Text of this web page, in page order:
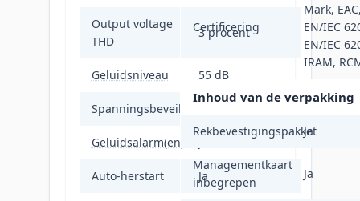
Output voltage
THD
3 procent
Geluidsniveau 55 dB
Spanningsbeveiliging
Geluidsalarm(en)
Auto-herstart Ja
Certificering
Mark,
EN/IEC
EN/IEC
IRAM,
Inhoud van de verpakking
Rekbevestigingspakket
Ja
Managementkaart
inbegrepen
Ja